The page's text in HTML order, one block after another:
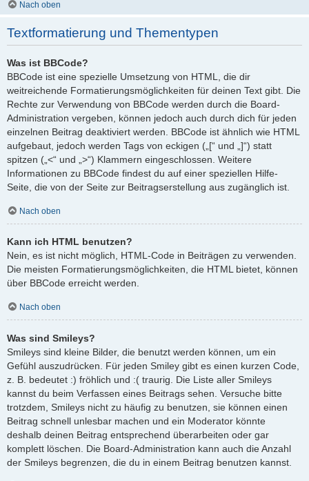
Nach oben
Textformatierung und Thementypen
Was ist BBCode?
BBCode ist eine spezielle Umsetzung von HTML, die dir
weitreichende Formatierungsmöglichkeiten für deinen Text gibt. Die
Rechte zur Verwendung von BBCode werden durch die Board-
Administration vergeben, können jedoch auch durch dich für jeden
einzelnen Beitrag deaktiviert werden. BBCode ist ähnlich wie HTML
aufgebaut, jedoch werden Tags von eckigen („[“ und „]“) statt
spitzen („<“ und „>“) Klammern eingeschlossen. Weitere
Informationen zu BBCode findest du auf einer speziellen Hilfe-
Seite, die von der Seite zur Beitragserstellung aus zugänglich ist.
Nach oben
Kann ich HTML benutzen?
Nein, es ist nicht möglich, HTML-Code in Beiträgen zu verwenden.
Die meisten Formatierungsmöglichkeiten, die HTML bietet, können
über BBCode erreicht werden.
Nach oben
Was sind Smileys?
Smileys sind kleine Bilder, die benutzt werden können, um ein
Gefühl auszudrücken. Für jeden Smiley gibt es einen kurzen Code,
z. B. bedeutet :) fröhlich und :( traurig. Die Liste aller Smileys
kannst du beim Verfassen eines Beitrags sehen. Versuche bitte
trotzdem, Smileys nicht zu häufig zu benutzen, sie können einen
Beitrag schnell unlesbar machen und ein Moderator könnte
deshalb deinen Beitrag entsprechend überarbeiten oder gar
komplett löschen. Die Board-Administration kann auch die Anzahl
der Smileys begrenzen, die du in einem Beitrag benutzen kannst.